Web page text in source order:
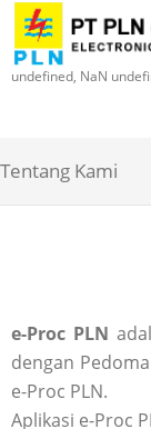
undefined, NaN
Tentang Kami
e-Proc PLN
dengan
e-Proc PLN.
Aplikasi e-Proc